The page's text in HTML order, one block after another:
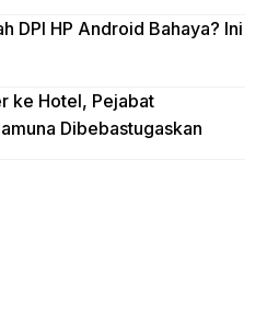
DPI HP Android Bahaya? Ini
ke Hotel, Pejabat
Dibebastugaskan